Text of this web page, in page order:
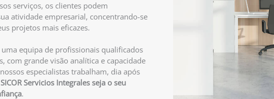
serviços, os clientes podem
atividade empresarial, concentrando-se
projetos mais eficazes.
equipa de profissionais qualificados
com grande visão analítica e capacidade
especialistas trabalham, dia após
Servicios Integrales seja o seu
.